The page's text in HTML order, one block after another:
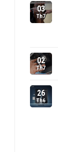
03
Th7
02
Th7
26
Th6